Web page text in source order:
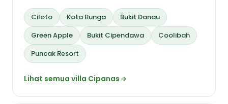
Ciloto Kota Bunga
Bukit Danau
Green Apple
Bukit Cipendawa
Coolibah
Puncak Resort
Lihat semua villa Cipanas